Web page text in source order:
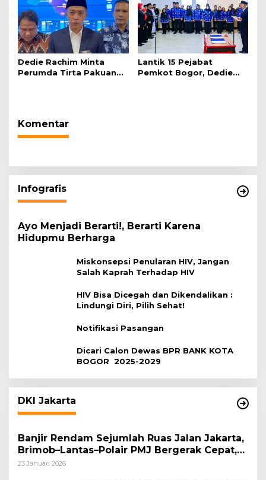
Dedie Rachim Minta
Perumda Tirta Pakuan
Lantik 15 Pejabat
Pemkot Bogor, Dedie
Komentar
Infografis
Ayo Menjadi Berarti!, Berarti Karena
Hidupmu Berharga
Miskonsepsi Penularan HIV, Jangan
Salah Kaprah Terhadap HIV
HIV Bisa Dicegah dan Dikendalikan :
Lindungi Diri, Pilih Sehat!
Notifikasi Pasangan
Dicari Calon Dewas BPR BANK KOTA
BOGOR 2025-2029
DKI Jakarta
Banjir Rendam Sejumlah Ruas Jalan Jakarta,
Brimob–Lantas–Polair PMJ Bergerak Cepat,
Polri Siagakan 128.247 Personel Secara
23 Januari 2026